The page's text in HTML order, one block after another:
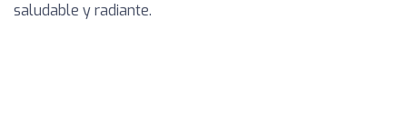
saludable y radiante.